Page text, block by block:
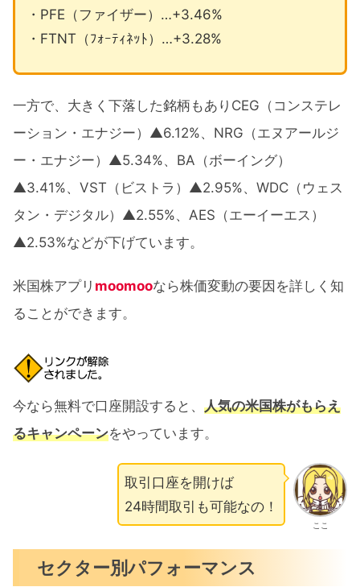
・PFE（ファイザー）…+3.46%
・FTNT（ﾌｫｰﾃｨﾈｯﾄ）…+3.28%
一方で、大きく下落した銘柄もありCEG（コンステレ
ーション・エナジー）▲6.12%、NRG（エヌアールジ
ー・エナジー）▲5.34%、BA（ボーイング）
▲3.41%、VST（ビストラ）▲2.95%、WDC（ウェス
タン・デジタル）▲2.55%、AES（エーイーエス）
▲2.53%などが下げています。
米国株アプリ moomooなら株価変動の要因を詳しく知
ることができます。
今なら無料で口座開設すると、 人気の米国株がもらえ
るキャンペーンをやっています。
ここ
取引口座を開けば
24時間取引も可能なの！
セクター別パフォーマンス